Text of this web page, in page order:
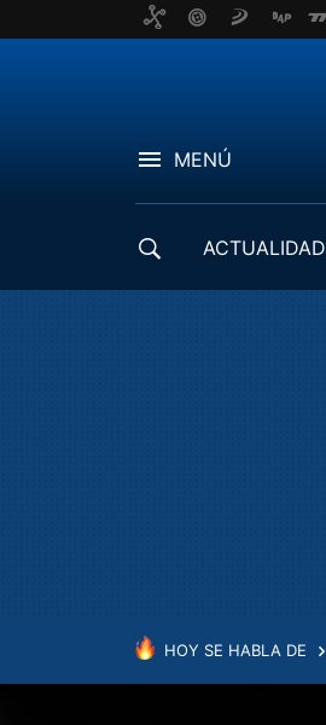
MENÚ
ACTUALIDAD
HOY SE HABLA DE